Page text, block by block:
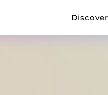
Discover